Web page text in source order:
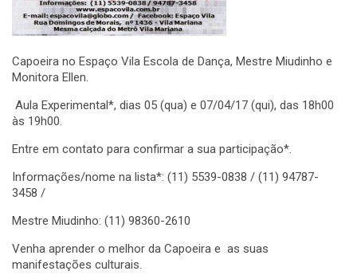
Capoeira no Espaço Vila Escola de Dança, Mestre Miudinho e
Monitora Ellen.
Aula Experimental*, dias 05 (qua) e 07/04/17 (qui), das 18h00
às 19h00.
Entre em contato para confirmar a sua participação*.
Informações/nome na lista*: (11) 5539-0838 / (11) 94787-
3458 /
Mestre Miudinho: (11) 98360-2610
Venha aprender o melhor da Capoeira e as suas
manifestações culturais.